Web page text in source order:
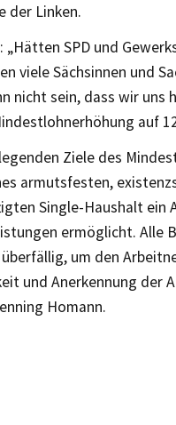
der Linken.
„Hätten SPD und
viele Sächsinnen und
nicht sein, dass wir
auf
Ziele des
armutsfesten,
Single-Haushalt ein
ermöglicht. Alle
um den
und Anerkennung der
Homann.